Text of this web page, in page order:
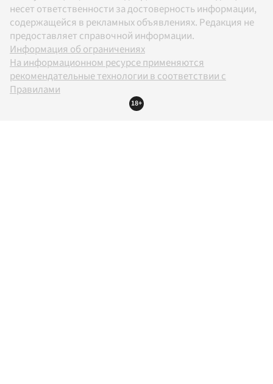
несет ответственности за достоверность информации,
содержащейся в рекламных объявлениях. Редакция не
предоставляет справочной информации.
Информация об ограничениях
На информационном ресурсе применяются
рекомендательные технологии в соответствии с
Правилами
18+